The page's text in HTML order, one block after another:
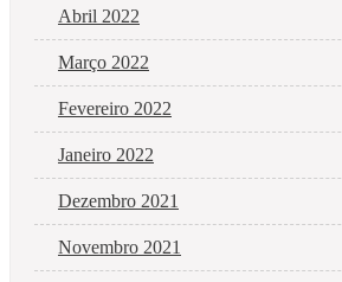
Abril 2022
Março 2022
Fevereiro 2022
Janeiro 2022
Dezembro 2021
Novembro 2021